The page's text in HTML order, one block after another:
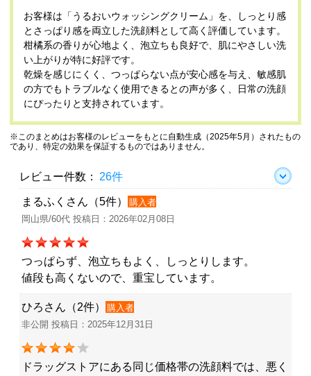
お客様は「うるおいウォッシングクリーム」を、しっとり感
とさっぱり感を両立した洗顔料として高く評価しています。
柑橘系の香りが心地よく、泡立ちも良好で、肌にやさしい洗
い上がりが特に好評です。
乾燥を感じにくく、つっぱらない点が安心感を与え、敏感肌
の方でもトラブルなく使用できるとの声が多く、日常の洗顔
にぴったりと支持されています。
※このまとめはお客様のレビューをもとに自動生成（2025年5月）されたもの
であり、特定の効果を保証するものではありません。
レビュー件数： 26件
まるふくさん（5件）
購入者
岡山県/60代 投稿日：2026年02月08日
つっぱらず、泡立ちもよく、しっとりします。
値段も高くないので、重宝しています。
ひろさん（2件）
購入者
非公開 投稿日：2025年12月31日
ドラッグストアにある同じ価格帯の洗顔料では、悪く